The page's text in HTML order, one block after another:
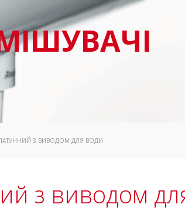
З ВИВОДОМ ДЛЯ ВОДИ
з виводом